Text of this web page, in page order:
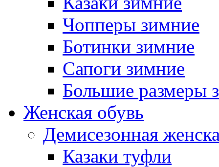
Чопперы зимние
Ботинки зимние
Сапоги зимние
Большие размеры
Женская обувь
Демисезонная
Казаки туфли